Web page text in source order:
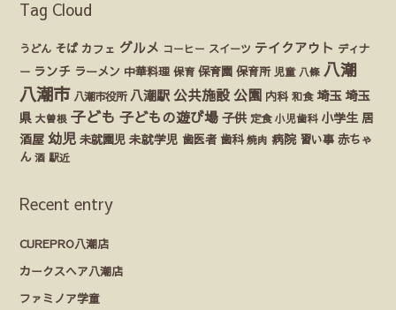
Tag Cloud
うどん そば カフェ グルメ コーヒー スイーツ テイクアウト ディナ
ー ランチ ラーメン 中華料理 保育 保育園 保育所 児童 八條 八潮
八潮市 八潮市役所 八潮駅 公共施設 公園 内科 和食 埼玉 埼玉
県 大曽根 子ども 子どもの遊び場 子供 定食 小児歯科 小学生 居
酒屋 幼児 未就園児 未就学児 歯医者 歯科 焼肉 病院 習い事 赤ちゃ
ん 酒 駅近
Recent entry
CUREPRO八潮店
カークスヘア八潮店
ファミノア学童